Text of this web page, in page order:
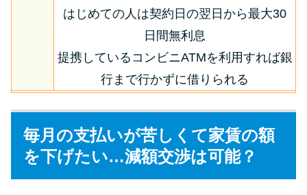
はじめての人は契約日の翌日から最大30
日間無利息
提携しているコンビニATMを利用すれば銀
行まで行かずに借りられる
毎月の支払いが苦しくて家賃の額
を下げたい…減額交渉は可能？